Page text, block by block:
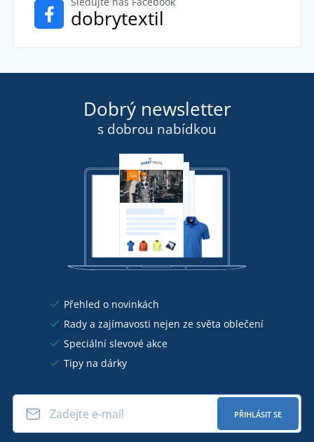
dobrytextil
Dobrý newsletter
s dobrou nabídkou
Přehled o novinkách
Rady a zajímavosti nejen ze světa oblečení
Speciální slevové akce
Tipy na dárky
PŘIHLÁSIT SE